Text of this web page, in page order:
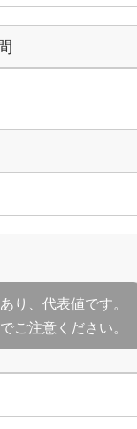
り、代表値です。
ご注意ください。